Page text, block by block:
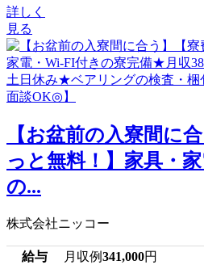
詳しく
見る
【お盆前の入寮間に
っと無料！】家具・
の...
株式会社ニッコー
給与 月収例341,000円